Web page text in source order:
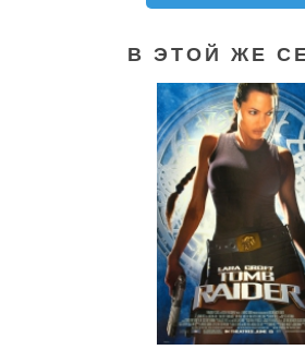
В ЭТОЙ ЖЕ